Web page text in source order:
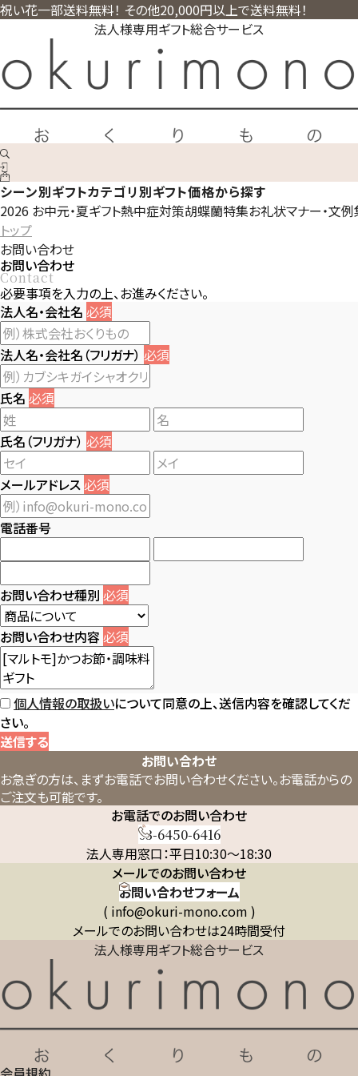
祝い花一部送料無料！ その他20,000円以上で送料無料！
法人様専用ギフト総合サービス
シーン別ギフトカテゴリ別ギフト価格から探す
2026 お中元・夏ギフト熱中症対策胡蝶蘭特集お礼状マナー・文
トップ
お問い合わせ
お問い合わせ
Contact
必要事項を入力の上、お進みください。
法人名・会社名 必須
法人名・会社名（フリガナ） 必須
氏名 必須
氏名（フリガナ） 必須
メールアドレス必須
電話番号
お問い合わせ種別 必須
お問い合わせ内容 必須
個人情報の取扱いについて同意の上、送信内容を確認してくだ
さい。
送信する
お問い合わせ
お急ぎの方は、まずお電話でお問い合わせください。お電話からの
ご注文も可能です。
お電話でのお問い合わせ
03-6450-6416
法人専用窓口：平日10:30～18:30
メールでのお問い合わせ
お問い合わせフォーム
( info@okuri-mono.com )
メールでのお問い合わせは24時間受付
法人様専用ギフト総合サービス